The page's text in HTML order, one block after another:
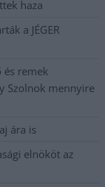
haza
a JÉGER
és remek
Szolnok mennyire
ára is
elnököt az